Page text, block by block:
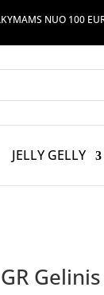
NUO 100
JELLY GELLY
GR